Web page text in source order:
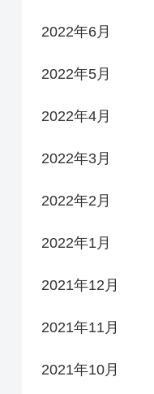
2022年6月
2022年5月
2022年4月
2022年3月
2022年2月
2022年1月
2021年12月
2021年11月
2021年10月